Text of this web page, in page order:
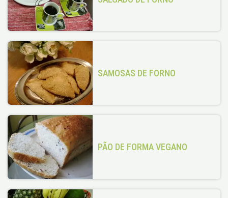
SAMOSAS DE FORNO
PÃO DE FORMA VEGANO